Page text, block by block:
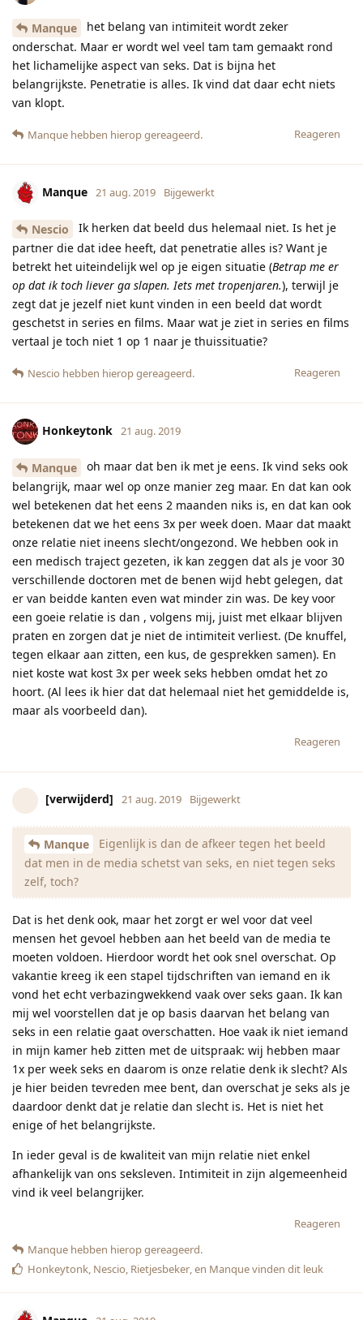
Manque
het belang van intimiteit wordt zeker
onderschat. Maar er wordt wel veel tam tam gemaakt rond
het lichamelijke aspect van seks. Dat is bijna het
belangrijkste. Penetratie is alles. Ik vind dat daar echt niets
van klopt.
Reageren
Manque hebben hierop gereageerd.
Manque 21 aug. 2019 Bijgewerkt
Nescio
Ik herken dat beeld dus helemaal niet. Is het je
partner die dat idee heeft, dat penetratie alles is? Want je
betrekt het uiteindelijk wel op je eigen situatie (Betrap me er
op dat ik toch liever ga slapen. Iets met tropenjaren.), terwijl je
zegt dat je jezelf niet kunt vinden in een beeld dat wordt
geschetst in series en films. Maar wat je ziet in series en films
vertaal je toch niet 1 op 1 naar je thuissituatie?
Reageren
Nescio hebben hierop gereageerd.
Honkeytonk 21 aug. 2019
Manque
oh maar dat ben ik met je eens. Ik vind seks ook
belangrijk, maar wel op onze manier zeg maar. En dat kan ook
wel betekenen dat het eens 2 maanden niks is, en dat kan ook
betekenen dat we het eens 3x per week doen. Maar dat maakt
onze relatie niet ineens slecht/ongezond. We hebben ook in
een medisch traject gezeten, ik kan zeggen dat als je voor 30
verschillende doctoren met de benen wijd hebt gelegen, dat
er van beidde kanten even wat minder zin was. De key voor
een goeie relatie is dan , volgens mij, juist met elkaar blijven
praten en zorgen dat je niet de intimiteit verliest. (De knuffel,
tegen elkaar aan zitten, een kus, de gesprekken samen). En
niet koste wat kost 3x per week seks hebben omdat het zo
hoort. (Al lees ik hier dat dat helemaal niet het gemiddelde is,
maar als voorbeeld dan).
Reageren
[verwijderd] 21 aug. 2019 Bijgewerkt
Manque
Eigenlijk is dan de afkeer tegen het beeld
dat men in de media schetst van seks, en niet tegen seks
zelf, toch?
Dat is het denk ook, maar het zorgt er wel voor dat veel
mensen het gevoel hebben aan het beeld van de media te
moeten voldoen. Hierdoor wordt het ook snel overschat. Op
vakantie kreeg ik een stapel tijdschriften van iemand en ik
vond het echt verbazingwekkend vaak over seks gaan. Ik kan
mij wel voorstellen dat je op basis daarvan het belang van
seks in een relatie gaat overschatten. Hoe vaak ik niet iemand
in mijn kamer heb zitten met de uitspraak: wij hebben maar
1x per week seks en daarom is onze relatie denk ik slecht? Als
je hier beiden tevreden mee bent, dan overschat je seks als je
daardoor denkt dat je relatie dan slecht is. Het is niet het
enige of het belangrijkste.
In ieder geval is de kwaliteit van mijn relatie niet enkel
afhankelijk van ons seksleven. Intimiteit in zijn algemeenheid
vind ik veel belangrijker.
Reageren
Manque hebben hierop gereageerd.
Honkeytonk, Nescio, Rietjesbeker, en Manquevinden dit leuk